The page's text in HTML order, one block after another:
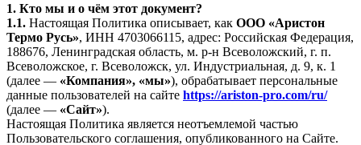
1. Кто мы и о чём этот документ?
1.1. Настоящая Политика описывает, как ООО «Аристон
Термо Русь», ИНН 4703066115, адрес: Российская Федерация,
188676, Ленинградская область, м. р-н Всеволожский, г. п.
Всеволожское, г. Всеволожск, ул. Индустриальная, д. 9, к. 1
(далее — «Компания», «мы»), обрабатывает персональные
данные пользователей на сайте https://ariston-pro.com/ru/
(далее — «Сайт»).
Настоящая Политика является неотъемлемой частью
Пользовательского соглашения, опубликованного на Сайте.